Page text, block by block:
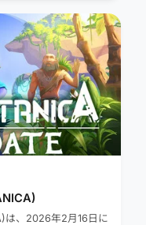
は、2026年2月16日に